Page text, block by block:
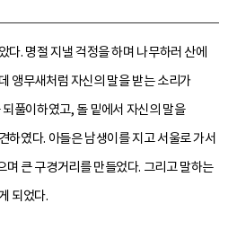
다. 명절 지낼 걱정을 하며 나무하러 산에
앵무새처럼 자신의 말을 받는 소리가
풀이하였고, 돌 밑에서 자신의 말을
하였다. 아들은 남생이를 지고 서울로 가서
며 큰 구경거리를 만들었다. 그리고 말하는
되었다.